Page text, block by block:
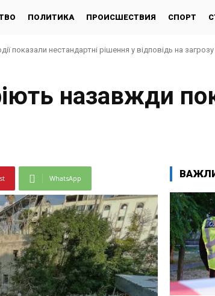
ПОЛИТИКА ПРОИСШЕСТВИЯ СПОРТ
показали нестандартні рішення у відповідь на
назавжди
WhatsApp